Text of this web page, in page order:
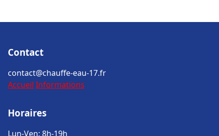
Contact
contact@chauffe-eau-17.fr
Accueil Informations
Horaires
Lun-Ven: 8h-19h